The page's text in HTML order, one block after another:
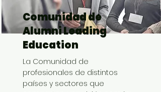
Comunidad de
Alumni Leading
Education
La Comunidad de
profesionales de distintos
países y sectores que